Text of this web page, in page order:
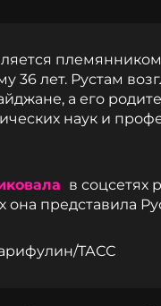
36 лет. Рустам
а его
наук и
в соцсетях
она представила
ТАСС